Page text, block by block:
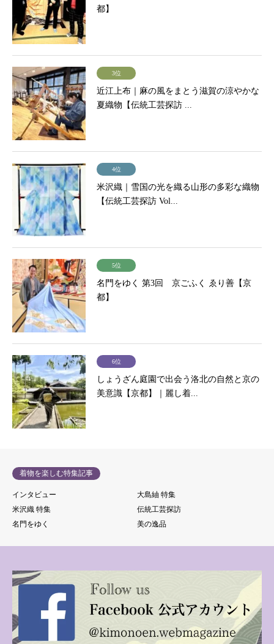
都】
3位
近江上布｜麻の風をまとう滋賀の涼やかな
夏織物【伝統工芸探訪 ...
4位
米沢織｜雪国の光を織る山形の多彩な織物
【伝統工芸探訪 Vol...
5位
名門をゆく 第3回 京ごふく ゑり善【京
都】
6位
しょうざん庭園で出会う洛北の自然と京の
美意識【京都】｜麗し着...
着物を楽しむ特集記事
インタビュー
大島紬 特集
米沢織 特集
伝統工芸探訪
名門をゆく
美の逸品